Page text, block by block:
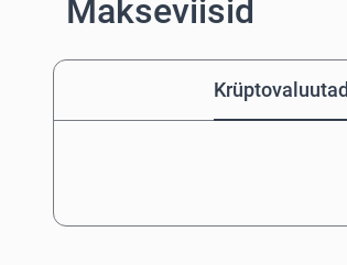
Makseviisid
Krüptovaluutad